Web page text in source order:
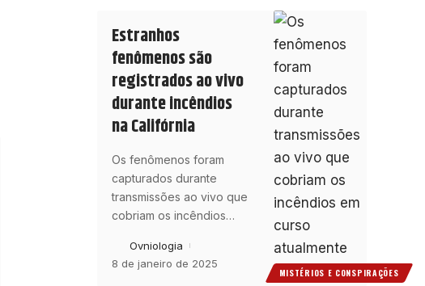
MISTÉRIOS E CONSPIRAÇÕES
Estranhos
fenômenos são
registrados ao vivo
durante incêndios
na Califórnia
Os fenômenos foram
capturados durante
transmissões ao vivo que
cobriam os incêndios…
Ovniologia
8 de janeiro de 2025